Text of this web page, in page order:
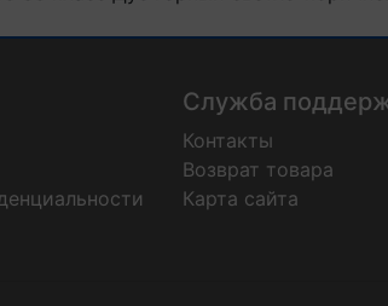
Служба
Контакты
Возврат товара
Карта сайта